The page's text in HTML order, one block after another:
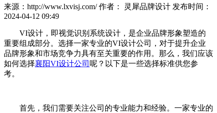
来源：http://www.lxvisj.com/ 作者： 灵犀品牌设计 发布时间：
2024-04-12 09:49
VI设计，即视觉识别系统设计，是企业品牌形象塑造的
重要组成部分。选择一家专业的VI设计公司，对于提升企业
品牌形象和市场竞争力具有至关重要的作用。那么，我们应该
如何选择襄阳VI设计公司 呢？以下是一些选择标准供您参
考。
首先，我们需要关注公司的专业能力和经验。一家专业的